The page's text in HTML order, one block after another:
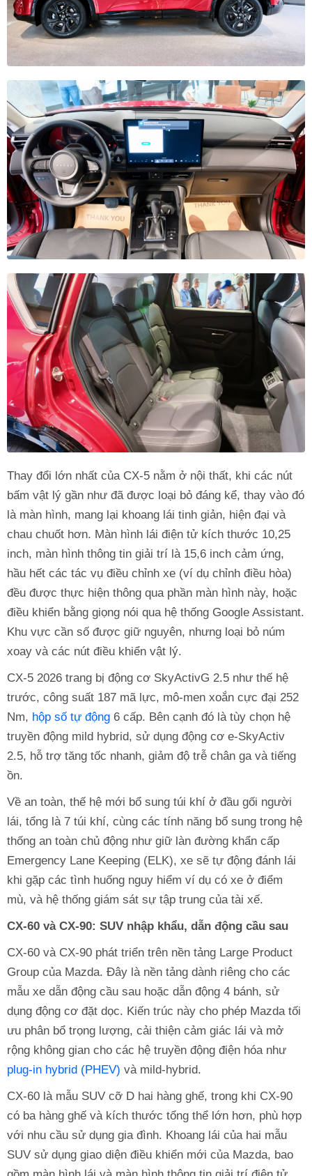
Thay đổi lớn nhất của CX-5 nằm ở nội thất, khi các nút
bấm vật lý gần như đã được loại bỏ đáng kể, thay vào đó
là màn hình, mang lại khoang lái tinh giản, hiện đại và
chau chuốt hơn. Màn hình lái điện tử kích thước 10,25
inch, màn hình thông tin giải trí là 15,6 inch cảm ứng,
hầu hết các tác vụ điều chỉnh xe (ví dụ chỉnh điều hòa)
đều được thực hiện thông qua phần màn hình này, hoặc
điều khiển bằng giọng nói qua hệ thống Google Assistant.
Khu vực cần số được giữ nguyên, nhưng loại bỏ núm
xoay và các nút điều khiển vật lý.
CX-5 2026 trang bị động cơ SkyActivG 2.5 như thế hệ
trước, công suất 187 mã lực, mô-men xoắn cực đại 252
Nm, hộp số tự động 6 cấp. Bên cạnh đó là tùy chọn hệ
truyền động mild hybrid, sử dụng động cơ e-SkyActiv
2.5, hỗ trợ tăng tốc nhanh, giảm độ trễ chân ga và tiếng
ồn.
Về an toàn, thế hệ mới bổ sung túi khí ở đầu gối người
lái, tổng là 7 túi khí, cùng các tính năng bổ sung trong hệ
thống an toàn chủ động như giữ làn đường khẩn cấp
Emergency Lane Keeping (ELK), xe sẽ tự động đánh lái
khi gặp các tình huống nguy hiểm ví dụ có xe ở điểm
mù, và hệ thống giám sát sự tập trung của tài xế.
CX-60 và CX-90: SUV nhập khẩu, dẫn động cầu sau
CX-60 và CX-90 phát triển trên nền tảng Large Product
Group của Mazda. Đây là nền tảng dành riêng cho các
mẫu xe dẫn động cầu sau hoặc dẫn động 4 bánh, sử
dụng động cơ đặt dọc. Kiến trúc này cho phép Mazda tối
ưu phân bổ trọng lượng, cải thiện cảm giác lái và mở
rộng không gian cho các hệ truyền động điện hóa như
plug-in hybrid (PHEV) và mild-hybrid.
CX-60 là mẫu SUV cỡ D hai hàng ghế, trong khi CX-90
có ba hàng ghế và kích thước tổng thể lớn hơn, phù hợp
với nhu cầu sử dụng gia đình. Khoang lái của hai mẫu
SUV sử dụng giao diện điều khiển mới của Mazda, bao